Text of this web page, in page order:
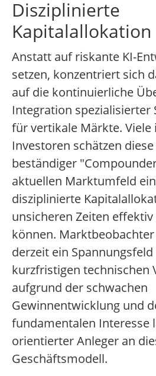
Disziplinierte
Anstatt auf riskante KI-
setzen, konzentriert sich
auf die kontinuierliche
Integration spezialisierter
für vertikale Märkte.
Investoren schätzen diese
beständiger
aktuellen Marktumfeld
disziplinierte
unsicheren Zeiten
können.
derzeit ein
kurzfristigen technischen
aufgrund der schwachen
Gewinnentwicklung und
fundamentalen Interesse
orientierter Anleger an
Geschäftsmodell.